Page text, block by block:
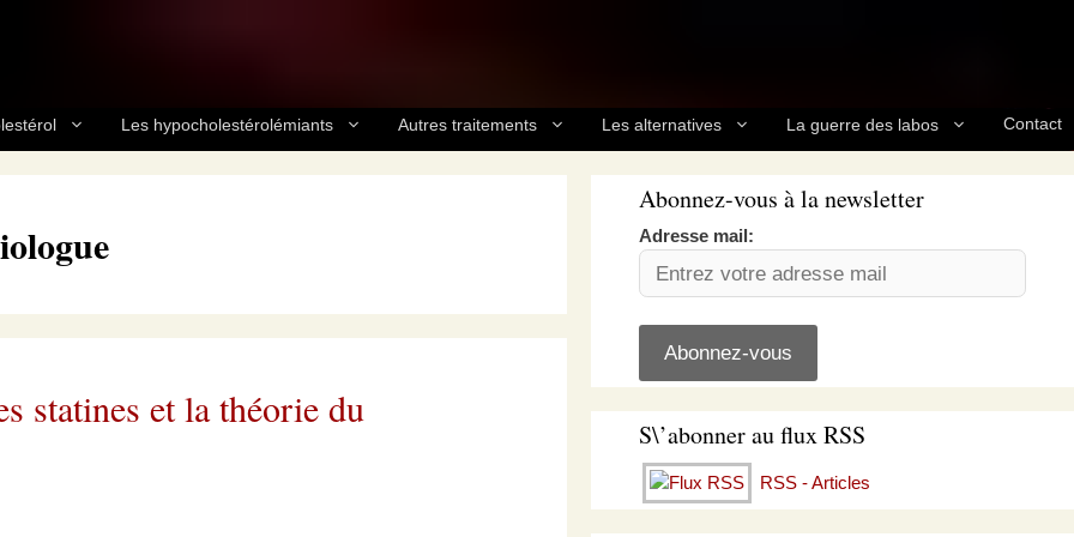
Les hypocholestérolémiants Autres traitements Les alternatives La guerre des labos Contact
statines et la théorie du
Abonnez-vous à la newsletter
Adresse mail:
S\’abonner au flux RSS
RSS - Articles